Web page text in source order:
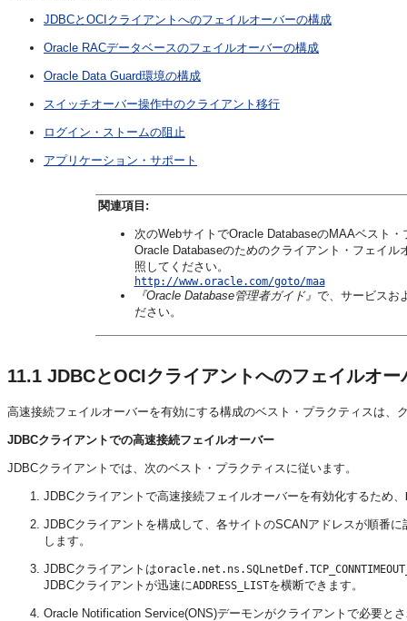
JDBCとOCIクライアントへのフェイルオーバーの構成
Oracle RACデータベースのフェイルオーバーの構成
Oracle Data Guard環境の構成
スイッチオーバー操作中のクライアント移行
ログイン・ストームの阻止
アプリケーション・サポート
関連項目:
次のWebサイトでOracle DatabaseのMAAベスト
Oracle Databaseのためのクライアント・フェイ
照してください。
http://www.oracle.com/goto/maa
『Oracle Database管理者ガイド』 で、サービスお
ださい。
11.1 JDBCとOCIクライアントへのフェイルオー
高速接続フェイルオーバーを有効にする構成のベスト・プラクティスは、
JDBCクライアントでの高速接続フェイルオーバー
JDBCクライアントでは、次のベスト・プラクティスに従います。
JDBCクライアントで高速接続フェイルオーバーを有効化するため、
JDBCクライアントを構成して、各サイトのSCANアドレスが順番
します。
JDBCクライアントは
JDBCクライアントが迅速にADDRESS_LISTを横断できます。
Oracle Notification Service(ONS)デーモンがクライアントで必要と